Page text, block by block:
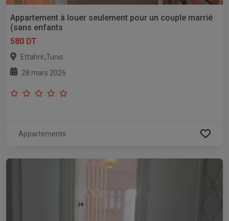
Appartement à louer seulement pour un couple marrié
(sans enfants
580 DT
Ettahrir,Tunis
28 mars 2026
Appartements